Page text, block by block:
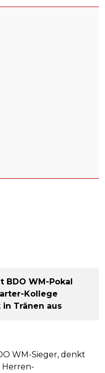
BDO WM-Pokal
Kollege
Tränen aus
WM-Sieger, denkt
Herren-